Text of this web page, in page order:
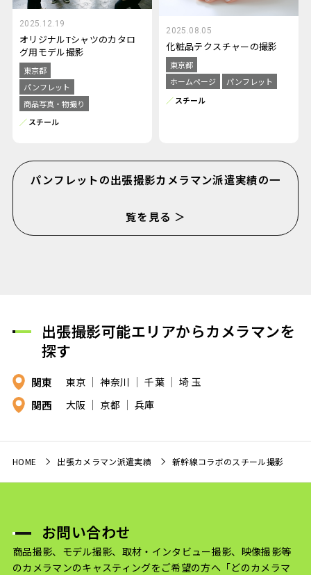
2025.12.19
オリジナルTシャツのカタロ
グ用モデル撮影
東京都
パンフレット
商品写真・物撮り
スチール
2025.08.05
化粧品テクスチャーの撮影
東京都
ホームページ
パンフレット
スチール
パンフレットの出張撮影カメラマン派遣実績の一
覧を見る ＞
出張撮影可能エリアからカメラマンを
探す
関東 東京 神奈川 千葉 埼 玉
関西 大阪 京都 兵庫
HOME 出張カメラマン派遣実績 新幹線コラボのスチール撮影
お問い合わせ
商品撮影、モデル撮影、取材・インタビュー撮影、映像撮影等
のカメラマンのキャスティングをご希望の方へ 「どのカメラマ